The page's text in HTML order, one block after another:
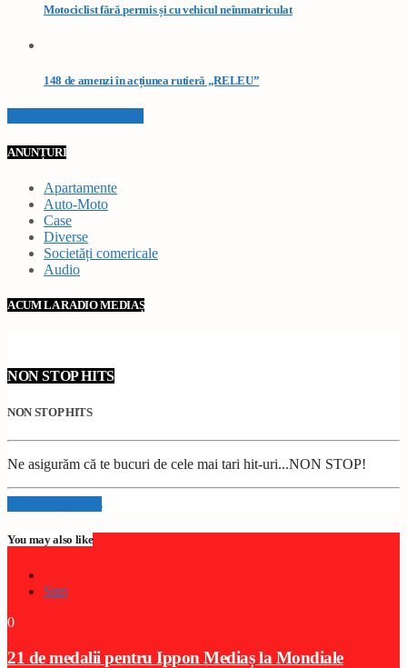
Motociclist fără permis și cu vehicul neînmatriculat
148 de amenzi în acțiunea rutieră „RELEU”
ANUNȚURI
Apartamente
Auto-Moto
Case
Diverse
Societăți comericale
Audio
ACUM LA RADIO MEDIAȘ
NON STOP HITS
NON STOP HITS
Ne asigurăm că te bucuri de cele mai tari hit-uri...NON STOP!
Info and episodes
You may also like
Stiri
0
21 de medalii pentru Ippon Mediaș la Mondiale